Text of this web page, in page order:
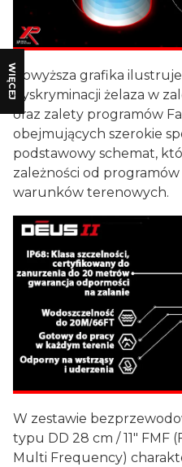
WIĘCEJPowyższa grafika
dyskryminacji żelaza w
oraz zalety programów
obejmujących szerokie
podstawowy schemat,
zależności od
warunków terenowych.
W zestawie
typu DD 28 cm / 11" FMF
Multi Frequency)